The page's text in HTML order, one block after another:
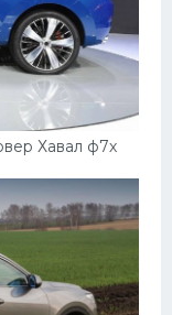
Хавал ф7х